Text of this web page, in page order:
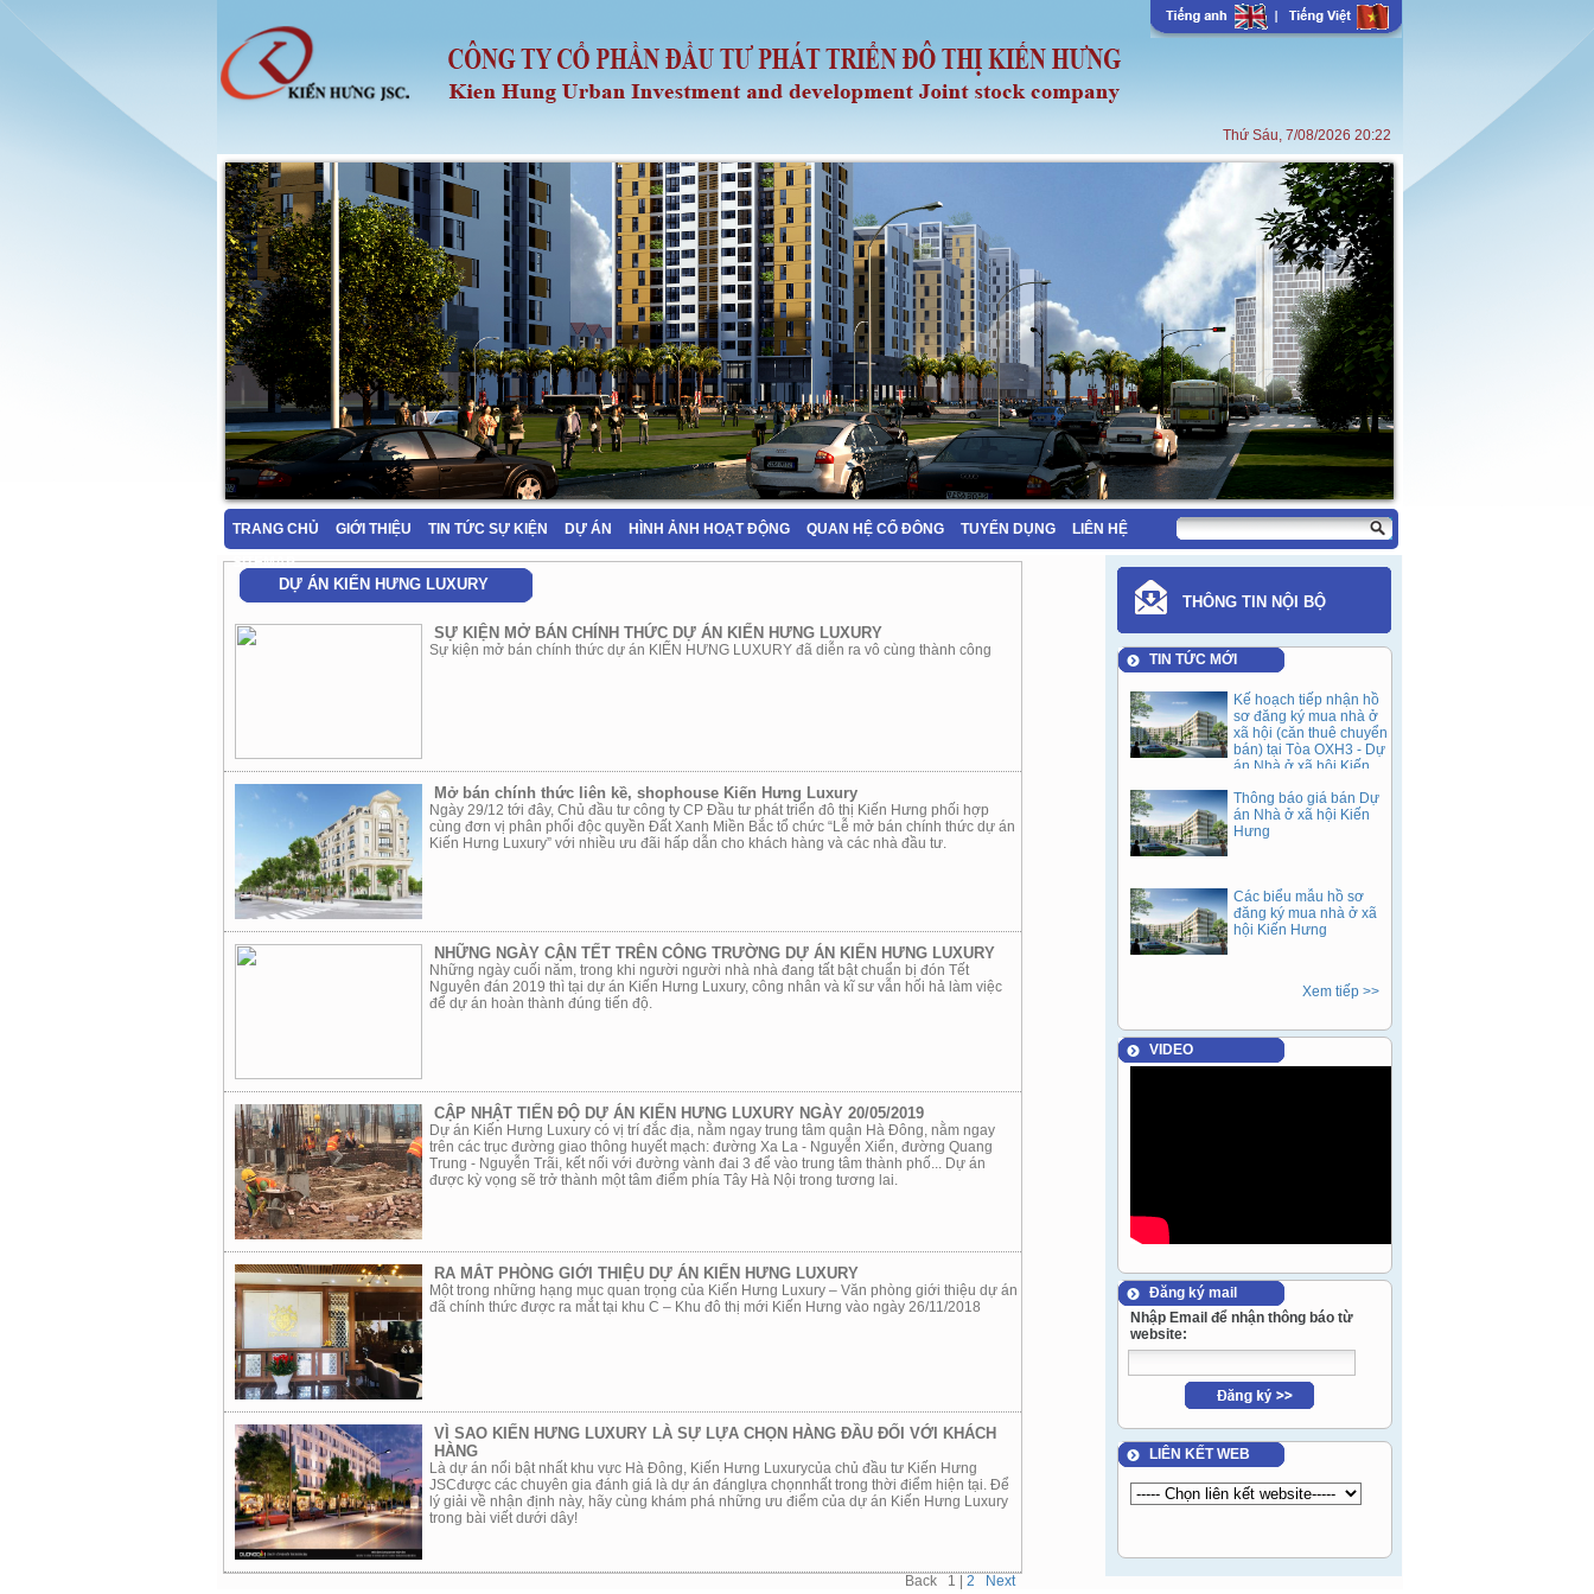
Thứ Sáu, 7/08/2026 20:22
TRANG CHỦ GIỚI THIỆU TIN TỨC SỰ KIỆN DỰ ÁN HÌNH ẢNH HOẠT ĐỘNG QUAN HỆ CỔ ĐÔNG TUYỂN DỤNG
LIÊN HỆ
SITEMAP
DỰ ÁN KIẾN HƯNG LUXURY
SỰ KIỆN MỞ BÁN CHÍNH THỨC DỰ ÁN KIẾN HƯNG LUXURY
Sự kiện mở bán chính thức dự án KIẾN HƯNG LUXURY đã diễn ra vô cùng thành công
Mở bán chính thức liên kề, shophouse Kiến Hưng Luxury
Ngày 29/12 tới đây, Chủ đầu tư công ty CP Đầu tư phát triển đô thị Kiến Hưng phối hợp
cùng đơn vị phân phối độc quyền Đất Xanh Miền Bắc tổ chức “Lễ mở bán chính thức dự án
Kiến Hưng Luxury” với nhiều ưu đãi hấp dẫn cho khách hàng và các nhà đầu tư.
NHỮNG NGÀY CẬN TẾT TRÊN CÔNG TRƯỜNG DỰ ÁN KIẾN HƯNG LUXURY
Những ngày cuối năm, trong khi người người nhà nhà đang tất bật chuẩn bị đón Tết
Nguyên đán 2019 thì tại dự án Kiến Hưng Luxury, công nhân và kĩ sư vẫn hối hả làm việc
để dự án hoàn thành đúng tiến độ.
CẬP NHẬT TIẾN ĐỘ DỰ ÁN KIẾN HƯNG LUXURY NGÀY 20/05/2019
Dự án Kiến Hưng Luxury có vị trí đắc địa, nằm ngay trung tâm quận Hà Đông, nằm ngay
trên các trục đường giao thông huyết mạch: đường Xa La - Nguyễn Xiển, đường Quang
Trung - Nguyễn Trãi, kết nối với đường vành đai 3 để vào trung tâm thành phố... Dự án
được kỳ vọng sẽ trở thành một tâm điểm phía Tây Hà Nội trong tương lai.
RA MẮT PHÒNG GIỚI THIỆU DỰ ÁN KIẾN HƯNG LUXURY
Một trong những hạng mục quan trọng của Kiến Hưng Luxury – Văn phòng giới thiệu dự án
đã chính thức được ra mắt tại khu C – Khu đô thị mới Kiến Hưng vào ngày 26/11/2018
VÌ SAO KIẾN HƯNG LUXURY LÀ SỰ LỰA CHỌN HÀNG ĐẦU ĐỐI VỚI KHÁCH
HÀNG
Là dự án nổi bật nhất khu vực Hà Đông, Kiến Hưng Luxurycủa chủ đầu tư Kiến Hưng
JSCđược các chuyên gia đánh giá là dự án đánglựa chọnnhất trong thời điểm hiện tại. Để
lý giải về nhận định này, hãy cùng khám phá những ưu điểm của dự án Kiến Hưng Luxury
trong bài viết dưới dây!
Back 1 2 Next
THÔNG TIN NỘI BỘ
TIN TỨC MỚI
Kế hoạch tiếp nhận hồ
sơ đăng ký mua nhà ở
xã hội (căn thuê chuyển
bán) tại Tòa OXH3 - Dự
án Nhà ở xã hội Kiến
thuê (Đợt 1).
Thông báo giá bán Dự
án Nhà ở xã hội Kiến
Hưng
Các biểu mẫu hồ sơ
đăng ký mua nhà ở xã
hội Kiến Hưng
Xem tiếp >>
VIDEO
Đăng ký mail
Nhập Email để nhận thông báo từ
website:
LIÊN KẾT WEB